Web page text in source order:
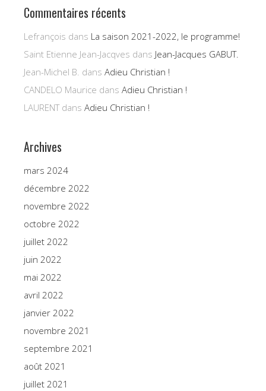
Commentaires récents
Lefrançois dans La saison 2021-2022, le programme!
Saint Etienne Jean-Jacqves dans Jean-Jacques GABUT.
Jean-Michel B. dans Adieu Christian !
CANDELO Maurice dans Adieu Christian !
LAURENTdans Adieu Christian !
Archives
mars 2024
décembre 2022
novembre 2022
octobre 2022
juillet 2022
juin 2022
mai 2022
avril 2022
janvier 2022
novembre 2021
septembre 2021
août 2021
juillet 2021